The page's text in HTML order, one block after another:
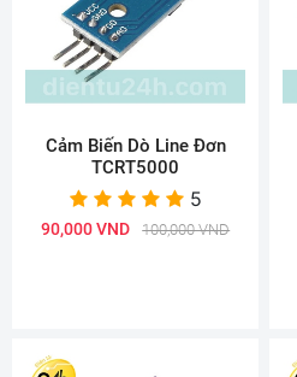
Cảm Biến Dò Line Đơn
TCRT5000
5
90,000 VND 100,000 VND